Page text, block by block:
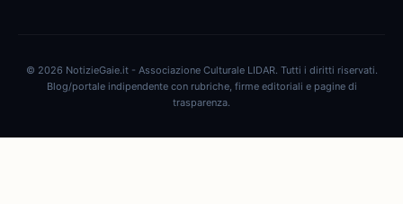
© 2026 NotizieGaie.it - Associazione Culturale LIDAR. Tutti i diritti riservati.
Blog/portale indipendente con rubriche, firme editoriali e pagine di
trasparenza.